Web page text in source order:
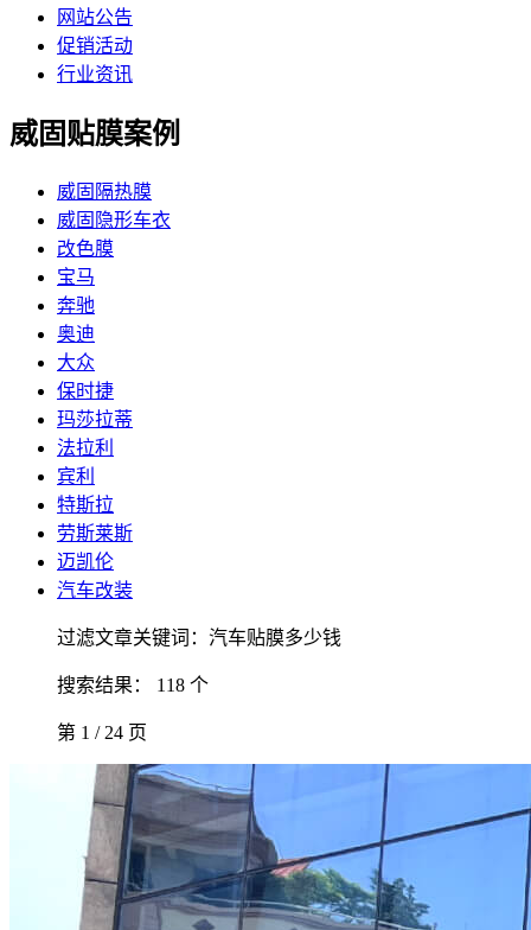
网站公告
促销活动
行业资讯
威固贴膜案例
威固隔热膜
威固隐形车衣
改色膜
宝马
奔驰
奥迪
大众
保时捷
玛莎拉蒂
法拉利
宾利
特斯拉
劳斯莱斯
迈凯伦
汽车改装
过滤文章关键词：汽车贴膜多少钱
搜索结果： 118 个
第 1 / 24 页